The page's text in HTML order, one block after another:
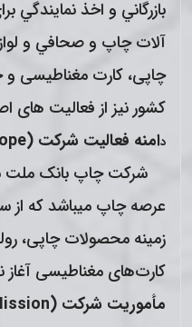
بازرگاني و اخذ نمايندگي
آلات چاپ و صحافي و
چاپی، کارت مغناطیسی
كشور نیز از فعالیت
دامنه فعالیت شركت (
شرکت چاپ بانک ملت
زمینه محصولات چاپی،
کارت‌های مغناطیسی
مأموریت شركت (